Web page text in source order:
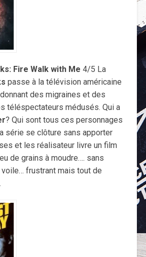
Fire Walk with Me 4/5 La
passe à la télévision américaine
des migraines et des
téléspectateurs médusés. Qui a
? Qui sont tous ces personnages
série se clôture sans apporter
et les réalisateur livre un film
de grains à moudre…. sans
frustrant mais tout de